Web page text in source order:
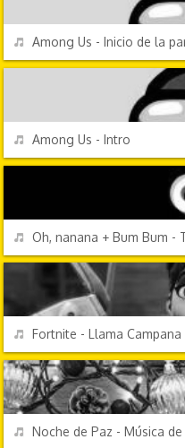
REPRODUCIR
Among Us - Inicio de la
REPRODUCIR
Among Us - Intro
REPRODUCIR
Oh, nanana + Bum Bum -
REPRODUCIR
Fortnite - Llama
REPRODUCIR
Noche de Paz - Música